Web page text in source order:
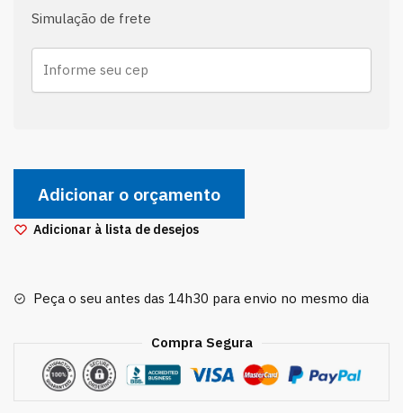
Simulação de frete
Direito
Honda
2013
Adicionar o orçamento
Adicionar à lista de desejos
Peça o seu antes das 14h30 para envio no mesmo dia
Compra Segura